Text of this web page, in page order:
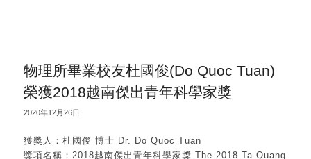
物理所畢業校友杜國俊(Do Quoc Tuan)
榮獲2018越南傑出青年科學家獎
2020年12月26日
獲獎人：杜國俊 博士 Dr. Do Quoc Tuan
獎項名稱：2018越南傑出青年科學家獎 The 2018 Ta Quang